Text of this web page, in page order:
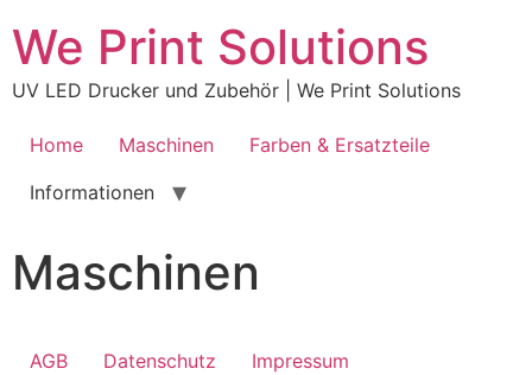
We Print Solutions
UV LED Drucker und Zubehör | We Print Solutions
Home Maschinen
Farben & Ersatzteile
Informationen
Maschinen
AGB Datenschutz Impressum